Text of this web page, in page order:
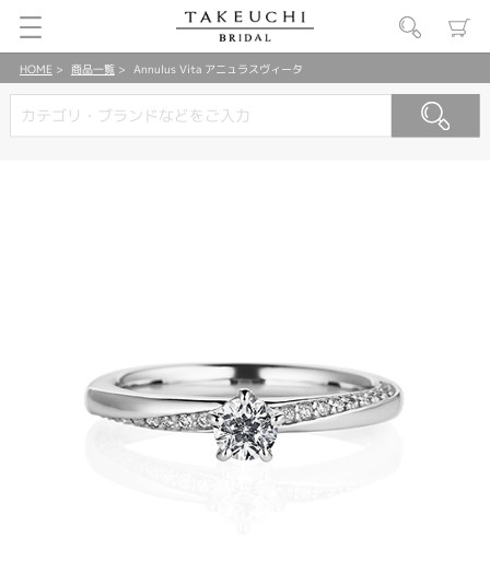
HOME 商品一覧 Annulus Vita アニュラスヴィータ